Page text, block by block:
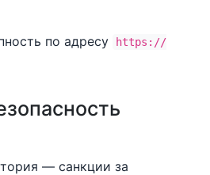
по адресу
https://
— санкции за